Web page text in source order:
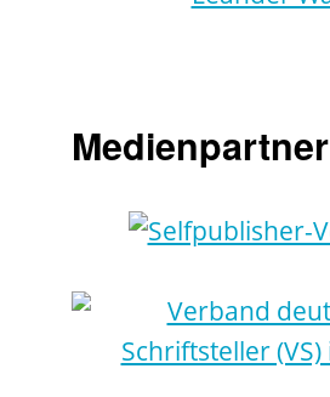
Medienpartner